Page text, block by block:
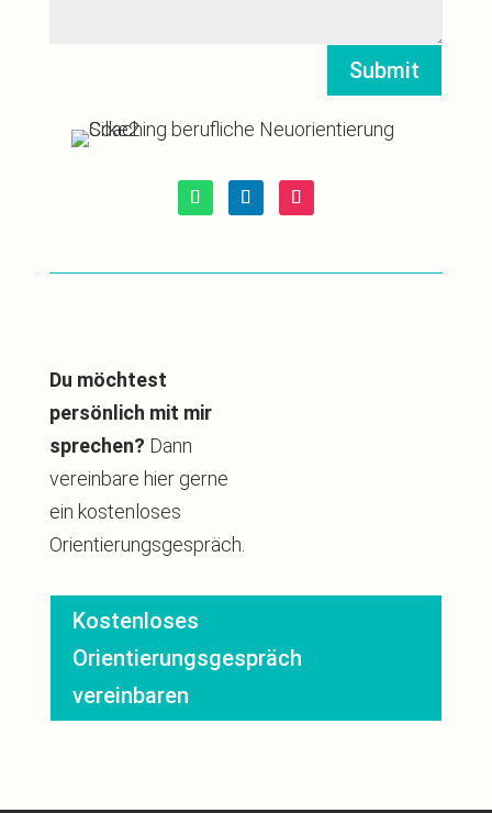
Submit
Du möchtest
persönlich mit mir
sprechen? Dann
vereinbare hier gerne
ein kostenloses
Orientierungsgespräch.
Kostenloses
Orientierungsgespräch
vereinbaren